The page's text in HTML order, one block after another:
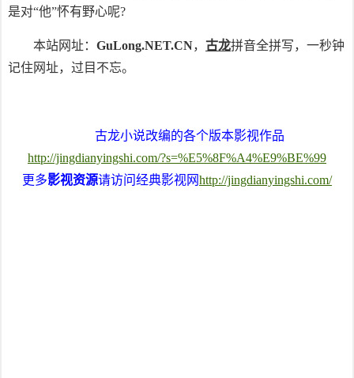
是对“他”怀有野心呢?
本站网址： GuLong.NET.CN， 古龙拼音全拼写，一秒钟
记住网址，过目不忘。
古龙小说改编的各个版本影视作品
http://jingdianyingshi.com/?s=%E5%8F%A4%E9%BE%99
更多影视资源请访问经典影视网http://jingdianyingshi.com/